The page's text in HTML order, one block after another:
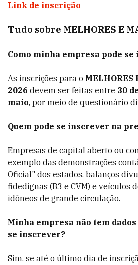
Link de inscrição
Tudo sobre MELHORES E
Como minha empresa pode
As inscrições para o MELHORES
2026 devem ser feitas entre 30
maio, por meio de questionário
Quem pode se inscrever na
Empresas de capital aberto ou
exemplo das demonstrações
Oficial" dos estados, balanços
fidedignas (B3 e CVM) e veículos
idôneos de grande circulação.
Minha empresa não tem
se inscrever?
Sim, se até o último dia de